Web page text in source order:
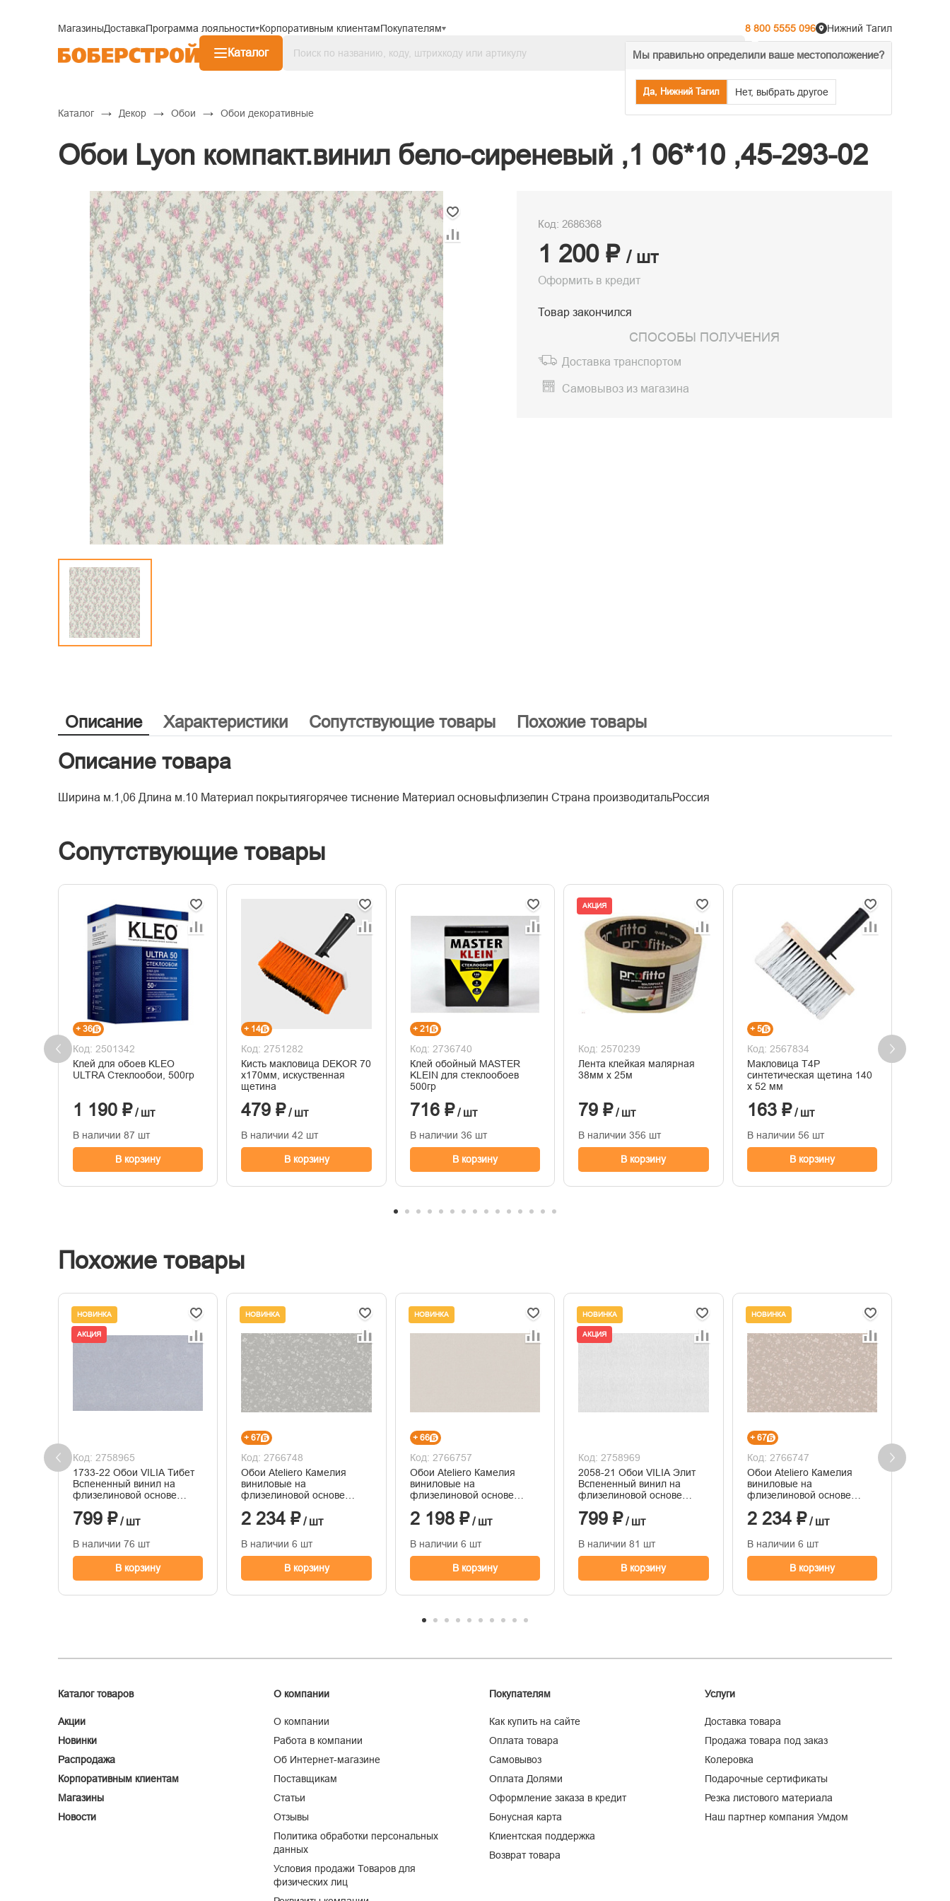
МагазиныДоставкаПрограмма лояльности Корпоративным клиентамПокупателям 8 800 5555 096
Мы правильно определили ваше местоположение?
Да, Нижний Тагил Нет, выбрать другое
Нижний Тагил
Каталог
% Акции Распродажа
Каталог → Декор → Обои → Обои декоративные
Обои Lyon компакт.винил бело-сиреневый ,1 06*10 ,45-293-02
Код: 2686368
1 200 ₽ / шт
Оформить в кредит
Товар закончился
СПОСОБЫ ПОЛУЧЕНИЯ
Доставка транспортом
Самовывоз из магазина
Описание Характеристики Сопутствующие товары Похожие товары
Описание товара
Ширина м.1,06 Длина м.10 Материал покрытиягорячее тиснение Материал основыфлизелин Страна производитальРоссия
Сопутствующие товары
+ 36
Код: 2501342
Клей для обоев KLEO
ULTRA Стеклообои, 500гр
1 190 ₽ / шт
В наличии 87 шт
В корзину
+ 14
Код: 2751282
Кисть макловица DEKOR 70
х170мм, искуственная
щетина
479 ₽ / шт
В наличии 42 шт
В корзину
+ 21
Код: 2736740
Клей обойный MASTER
KLEIN для стеклообоев
500гр
716 ₽/ шт
В наличии 36 шт
В корзину
АКЦИЯ
Код: 2570239
Лента клейкая малярная
38мм х 25м
79 ₽ / шт
В наличии 356 шт
В корзину
+ 5
Код: 2567834
Макловица Т4Р
синтетическая щетина 140
х 52 мм
163 ₽/ шт
В наличии 56 шт
В корзину
Похожие товары
НОВИНКА
АКЦИЯ
Код: 2758965
1733-22 Обои VILIA Тибет
Вспененный винил на
флизелиновой основе
799 ₽ / шт
В наличии 76 шт
В корзину
НОВИНКА
+ 67
Код: 2766748
Обои Ateliero Камелия
виниловые на
флизелиновой основе
1,06м*10м
2 234 ₽ / шт
В наличии 6 шт
В корзину
НОВИНКА
+ 66
Код: 2766757
Обои Ateliero Камелия
виниловые на
флизелиновой основе
1,06м*10м
2 198 ₽/ шт
В наличии 6 шт
В корзину
НОВИНКА
АКЦИЯ
Код: 2758969
2058-21 Обои VILIA Элит
Вспененный винил на
флизелиновой основе
799 ₽ / шт
В наличии 81 шт
В корзину
НОВИНКА
+ 67
Код: 2766747
Обои Ateliero Камелия
виниловые на
флизелиновой основе
1,06м*10м
2 234 ₽/ шт
В наличии 6 шт
В корзину
Каталог товаров
Акции
Новинки
Распродажа
Корпоративным клиентам
Магазины
Новости
О компании
О компании
Работа в компании
Об Интернет-магазине
Поставщикам
Статьи
Отзывы
Политика обработки персональных
данных
Условия продажи Товаров для
физических лиц
Покупателям
Как купить на сайте
Оплата товара
Самовывоз
Оплата Долями
Оформление заказа в кредит
Бонусная карта
Клиентская поддержка
Возврат товара
Услуги
Доставка товара
Продажа товара под заказ
Колеровка
Подарочные сертификаты
Резка листового материала
Наш партнер компания Умдом